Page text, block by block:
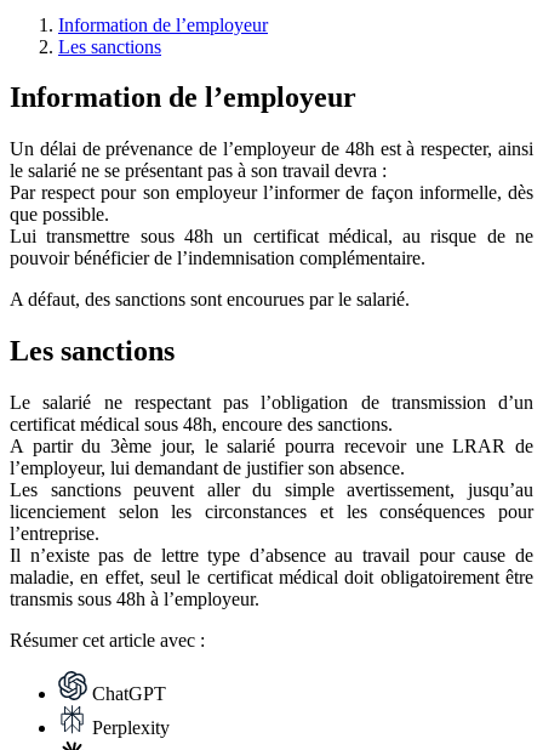
Information de l’employeur
Les sanctions
Information de l’employeur
Un délai de prévenance de l’employeur de 48h est à respecter, ainsi
le salarié ne se présentant pas à son travail devra :
Par respect pour son employeur l’informer de façon informelle, dès
que possible.
Lui transmettre sous 48h un certificat médical, au risque de ne
pouvoir bénéficier de l’indemnisation complémentaire.
A défaut, des sanctions sont encourues par le salarié.
Les sanctions
Le salarié ne respectant pas l’obligation de transmission d’un
certificat médical sous 48h, encoure des sanctions.
A partir du 3ème jour, le salarié pourra recevoir une LRAR de
l’employeur, lui demandant de justifier son absence.
Les sanctions peuvent aller du simple avertissement, jusqu’au
licenciement selon les circonstances et les conséquences pour
l’entreprise.
Il n’existe pas de lettre type d’absence au travail pour cause de
maladie, en effet, seul le certificat médical doit obligatoirement être
transmis sous 48h à l’employeur.
Résumercet article avec :
ChatGPT
Perplexity